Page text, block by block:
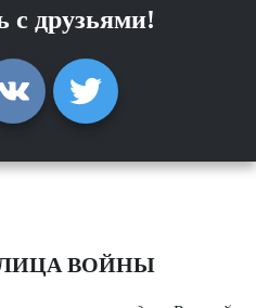
с друзьями!
ВОЙНЫ